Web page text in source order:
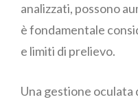
analizzati, possono
è fondamentale
e limiti di prelievo.
Una gestione oculata